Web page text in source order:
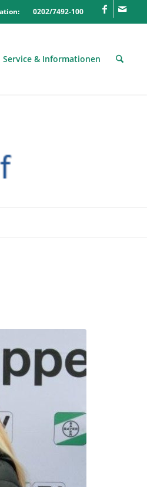
0202/7492-100
Service & Informationen